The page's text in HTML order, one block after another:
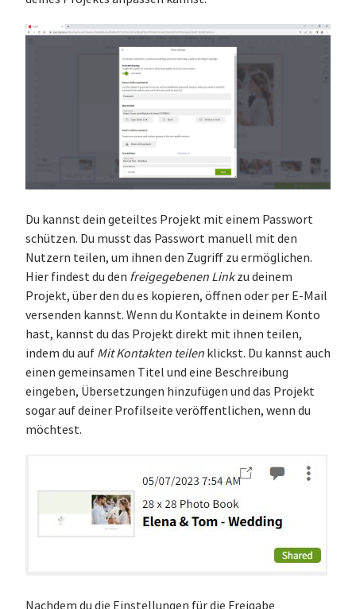
Du kannst dein geteiltes Projekt mit einem Passwort
schützen. Du musst das Passwort manuell mit den
Nutzern teilen, um ihnen den Zugriff zu ermöglichen.
Hier findest du den freigegebenen Linkzu deinem
Projekt, über den du es kopieren, öffnen oder per E-Mail
versenden kannst. Wenn du Kontakte in deinem Konto
hast, kannst du das Projekt direkt mit ihnen teilen,
indem du auf Mit Kontakten teilen klickst. Du kannst auch
einen gemeinsamen Titel und eine Beschreibung
eingeben, Übersetzungen hinzufügen und das Projekt
sogar auf deiner Profilseite veröffentlichen, wenn du
möchtest.
Nachdem du die Einstellungen für die Freigabe